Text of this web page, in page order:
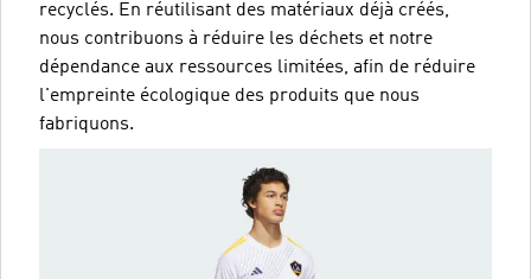
recyclés. En réutilisant des matériaux déjà créés,
nous contribuons à réduire les déchets et notre
dépendance aux ressources limitées, afin de réduire
l'empreinte écologique des produits que nous
fabriquons.